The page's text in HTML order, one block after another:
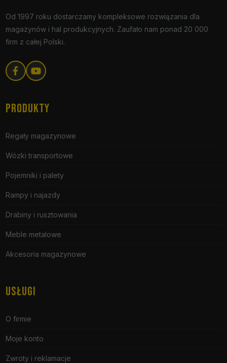
Od 1997 roku dostarczamy kompleksowe rozwiązania dla
magazynów i hal produkcyjnych. Zaufało nam ponad 20 000
firm z całej Polski.
PRODUKTY
Regały magazynowe
Wózki transportowe
Pojemniki i palety
Rampy i najazdy
Drabiny i rusztowania
Meble metalowe
Akcesoria magazynowe
USŁUGI
O firmie
Moje konto
Zwroty i reklamacje